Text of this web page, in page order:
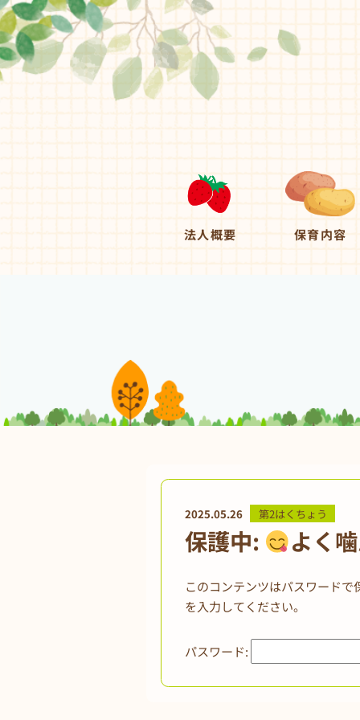
法人概要 保育内容
2025.05.26 第2はくちょう
保護中: よく
このコンテンツはパスワード
を入力してください。
パスワード: